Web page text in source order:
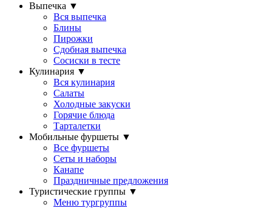
Выпечка ▼
Вся выпечка
Блины
Пирожки
Сдобная выпечка
Сосиски в тесте
Кулинария ▼
Вся кулинария
Салаты
Холодные закуски
Горячие блюда
Тарталетки
Мобильные фуршеты ▼
Все фуршеты
Сеты и наборы
Канапе
Праздничные предложения
Туристические группы ▼
Меню тургруппы